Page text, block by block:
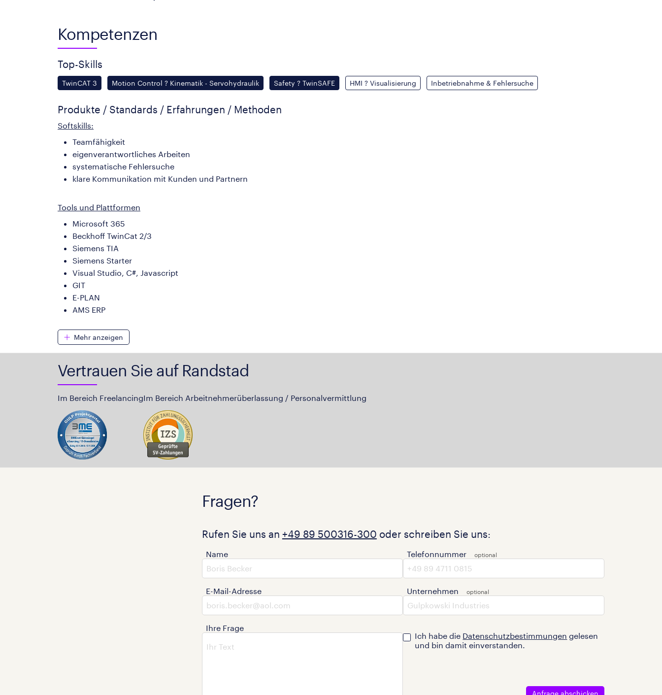
Kompetenzen
Top-Skills
TwinCAT 3 Motion Control ? Kinematik - Servohydraulik Safety ? TwinSAFE HMI ? Visualisierung Inbetriebnahme & Fehlersuche
Produkte / Standards / Erfahrungen / Methoden
Softskills:
Teamfähigkeit
eigenverantwortliches Arbeiten
systematische Fehlersuche
klare Kommunikation mit Kunden und Partnern
Tools und Plattformen
Microsoft 365
Beckhoff TwinCat 2/3
Siemens TIA
Siemens Starter
Visual Studio, C#, Javascript
GIT
E-PLAN
AMS ERP
Mehr anzeigen
Vertrauen Sie auf Randstad
Im Bereich FreelancingIm Bereich Arbeitnehmerüberlassung / Personalvermittlung
Fragen?
Rufen Sie uns an +49 89 500316-300 oder schreiben Sie uns:
Name
E-Mail-Adresse
Ihre Frage
Telefonnummer
Unternehmen
Ich habe die Datenschutzbestimmungen gelesen
und bin damit einverstanden.
Anfrage abschicken